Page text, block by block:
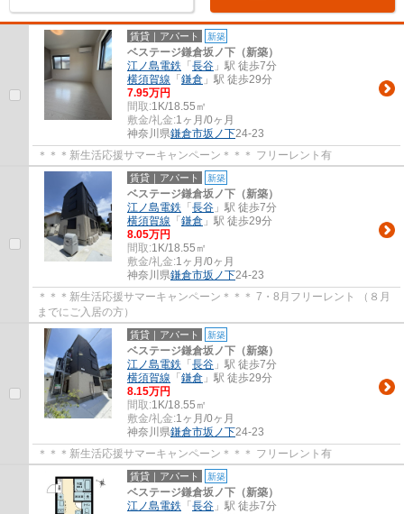
賃貸｜アパート 新築
ベステージ鎌倉坂ノ下（新築）
江ノ島電鉄 「 長谷 」駅 徒歩7分
横須賀線 「 鎌倉 」駅 徒歩29分
7.95万円
間取:1K/18.55㎡
敷金/礼金:1ヶ月/0ヶ月
神奈川県鎌倉市坂ノ下24-23
＊＊＊新生活応援サマーキャンペーン＊＊＊ フリーレント有
賃貸｜アパート 新築
ベステージ鎌倉坂ノ下（新築）
江ノ島電鉄 「 長谷 」駅 徒歩7分
横須賀線 「 鎌倉 」駅 徒歩29分
8.05万円
間取:1K/18.55㎡
敷金/礼金:1ヶ月/0ヶ月
神奈川県鎌倉市坂ノ下24-23
＊＊＊新生活応援サマーキャンペーン＊＊＊ 7・8月フリーレント （８月
までにご入居の方）
賃貸｜アパート 新築
ベステージ鎌倉坂ノ下（新築）
江ノ島電鉄 「 長谷 」駅 徒歩7分
横須賀線 「 鎌倉 」駅 徒歩29分
8.15万円
間取:1K/18.55㎡
敷金/礼金:1ヶ月/0ヶ月
神奈川県鎌倉市坂ノ下24-23
＊＊＊新生活応援サマーキャンペーン＊＊＊ フリーレント有
賃貸｜アパート 新築
ベステージ鎌倉坂ノ下（新築）
江ノ島電鉄 「 長谷 」駅 徒歩7分